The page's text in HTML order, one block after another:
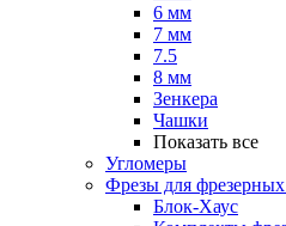
6 мм
7 мм
7.5
8 мм
Зенкера
Чашки
Показать все
Угломеры
Фрезы для фрезерных
Блок-Хаус